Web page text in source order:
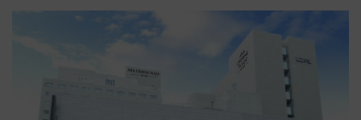
14日から 新車両「トキイロ」体
験ブースも アクセスや申込方法
年7月23日開業）